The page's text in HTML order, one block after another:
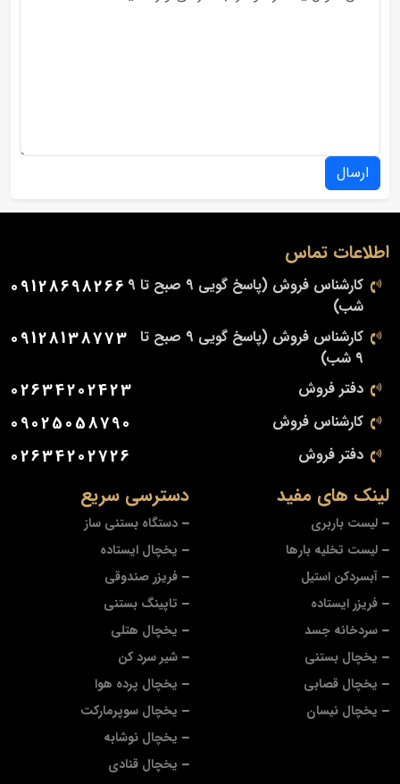
ارسال
دسترسی سریع
دستگاه بستنی ساز
یخچال ایستاده
فریزر صندوقی
تاپینگ بستنی
یخچال هتلی
شیر سرد کن
یخچال پرده هوا
یخچال سوپرمارکت
یخچال نوشابه
یخچال قنادی
لینک های مفید
لیست باربری
لیست تخلیه بارها
آبسردکن استیل
فریزر ایستاده
سردخانه جسد
یخچال بستنی
یخچال قصابی
یخچال نیسان
اطلاعات تماس
کارشناس فروش (پاسخ گویی 9 صبح تا 9
شب)
09128698266
کارشناس فروش (پاسخ گویی 9 صبح تا
9 شب)
09128138773
دفتر فروش 02634202423
کارشناس فروش 09025058790
دفتر فروش 02634202726